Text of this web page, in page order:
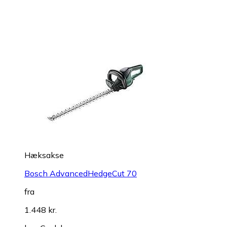
Hæksakse
Bosch AdvancedHedgeCut 70
fra
1.448 kr.